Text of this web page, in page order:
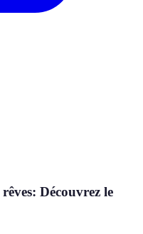
Découvrez le